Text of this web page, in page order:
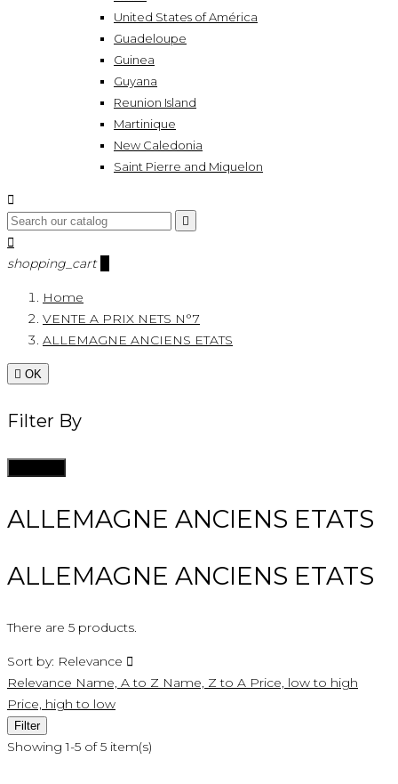
United States of América
Guadeloupe
Guinea
Guyana
Reunion Island
Martinique
New Caledonia
Saint Pierre and Miquelon



shopping_cart
Home
VENTE A PRIX NETS N°7
ALLEMAGNE ANCIENS ETATS
 OK
Filter By
ALLEMAGNE ANCIENS ETATS
ALLEMAGNE ANCIENS ETATS
There are 5 products.
Sort by: Relevance 
Relevance Name, A to Z Name, Z to A Price, low to high
Price, high to low
Filter
Showing 1-5 of 5 item(s)